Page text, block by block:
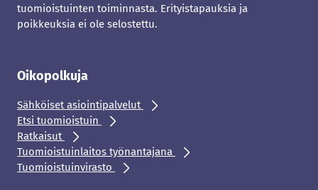
tuomioistuinten toiminnasta. Erityistapauksia ja
poikkeuksia ei ole selostettu.
Oikopolkuja
Sähköiset asiointipalvelut
Etsi tuomioistuin
Ratkaisut
Tuomioistuinlaitos työnantajana
Tuomioistuinvirasto